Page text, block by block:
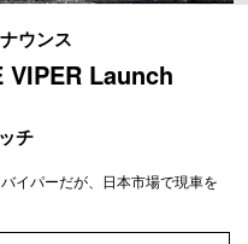
ウンス
VIPER Launch
チ
イパーだが、日本市場で現車を